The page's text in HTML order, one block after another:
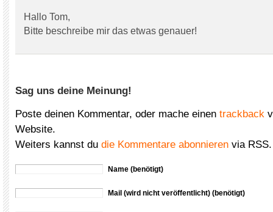
Hallo Tom,
Bitte beschreibe mir das etwas genauer!
Sag uns deine Meinung!
Poste deinen Kommentar, oder mache einen trackback
Website.
Weiters kannst du die Kommentare abonnieren via RSS.
Name (benötigt)
Mail (wird nicht veröffentlicht) (benötigt)